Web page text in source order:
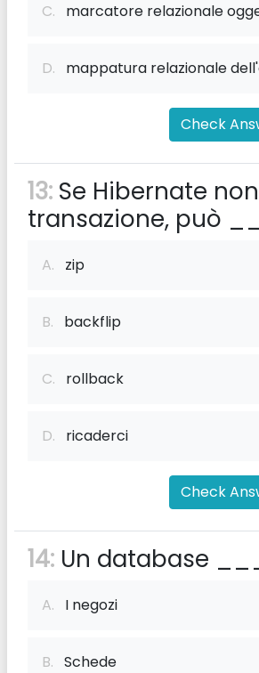
C. marcatore relazionale
D. mappatura relazionale
Check
13: Se Hibernate
transazione, può
A. zip
B. backflip
C. rollback
D. ricaderci
Check
14: Un database
A. I negozi
B. Schede